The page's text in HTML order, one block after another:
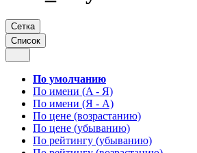
Сетка
Список
По умолчанию
По имени (A - Я)
По имени (Я - A)
По цене (возрастанию)
По цене (убыванию)
По рейтингу (убыванию)